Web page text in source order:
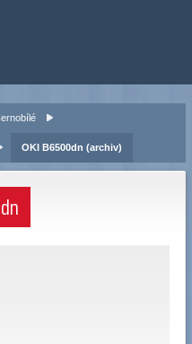
OKI B6500dn (archiv)